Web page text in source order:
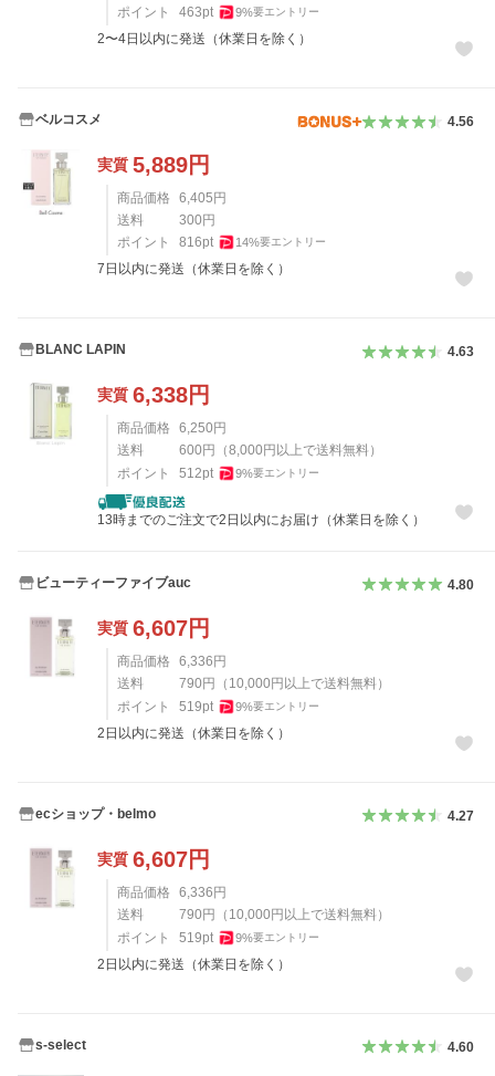
ポイント
463pt 9%要エントリー
2〜4日以内に発送（休業日を除く）
ベルコスメ 4.56
実質 5,889円
商品価格 6,405 円
送料
300 円
ポイント
816pt 14%要エントリー
7日以内に発送（休業日を除く）
BLANC LAPIN 4.63
実質 6,338円
商品価格 6,250 円
送料
600 円 （8,000 円以上で送料無料）
ポイント
512pt 9%要エントリー
13時までのご注文で2日以内にお届け（休業日を除く）
ビューティーファイブauc 4.80
実質 6,607円
商品価格 6,336円
送料
790円 （ 10,000円以上で送料無料）
ポイント
519pt 9%要エントリー
2日以内に発送（休業日を除く）
ecショップ・belmo 4.27
実質 6,607円
商品価格 6,336円
送料
790円 （ 10,000円以上で送料無料）
ポイント
519pt 9%要エントリー
2日以内に発送（休業日を除く）
s-select 4.60